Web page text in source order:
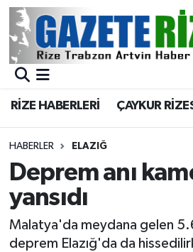
RİZE HABERLERİ ÇAYKUR
HABERLER ELAZIĞ
Deprem anı
yansıdı
Malatya'da meydana gelen
deprem Elazığ'da da
BÖLGEMİZ
Asayiş
Rize Jandarma Komutanlığı
Bilim Teknoloji
Bölge
Merkez Nöbetçi Eczaneler
Merkez Trafik Yoğunluk
Süper Lig Puan Durumu ve
Tüm Manşetler
Son Dakika Haberleri